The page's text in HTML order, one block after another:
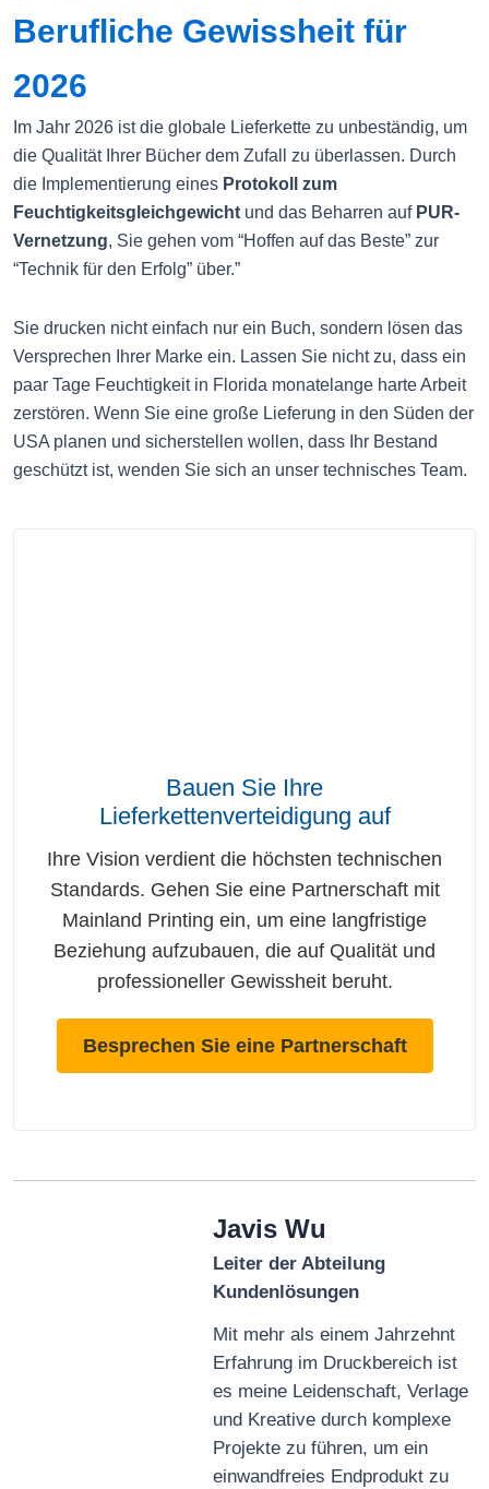
Berufliche Gewissheit für
2026
Im Jahr 2026 ist die globale Lieferkette zu unbeständig, um
die Qualität Ihrer Bücher dem Zufall zu überlassen. Durch
die Implementierung eines Protokoll zum
Feuchtigkeitsgleichgewicht und das Beharren auf PUR-
Vernetzung, Sie gehen vom “Hoffen auf das Beste” zur
“Technik für den Erfolg” über.”
Sie drucken nicht einfach nur ein Buch, sondern lösen das
Versprechen Ihrer Marke ein. Lassen Sie nicht zu, dass ein
paar Tage Feuchtigkeit in Florida monatelange harte Arbeit
zerstören. Wenn Sie eine große Lieferung in den Süden der
USA planen und sicherstellen wollen, dass Ihr Bestand
geschützt ist, wenden Sie sich an unser technisches Team.
Bauen Sie Ihre
Lieferkettenverteidigung auf
Ihre Vision verdient die höchsten technischen
Standards. Gehen Sie eine Partnerschaft mit
Mainland Printing ein, um eine langfristige
Beziehung aufzubauen, die auf Qualität und
professioneller Gewissheit beruht.
Besprechen Sie eine Partnerschaft
Javis Wu
Leiter der Abteilung
Kundenlösungen
Mit mehr als einem Jahrzehnt
Erfahrung im Druckbereich ist
es meine Leidenschaft, Verlage
und Kreative durch komplexe
Projekte zu führen, um ein
einwandfreies Endprodukt zu